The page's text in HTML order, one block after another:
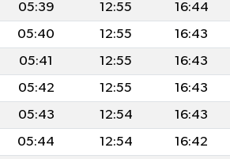
05:39 12:55 16:44
05:40 12:55 16:43
05:41 12:55 16:43
05:42 12:55 16:43
05:43 12:54 16:43
05:44 12:54 16:42